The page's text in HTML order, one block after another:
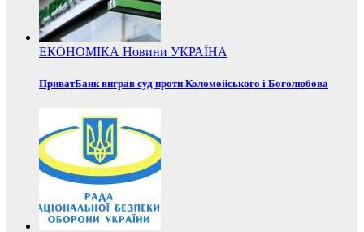
ЕКОНОМІКА Новини УКРАЇНА
ПриватБанк виграв суд проти Коломойського і Боголюбова